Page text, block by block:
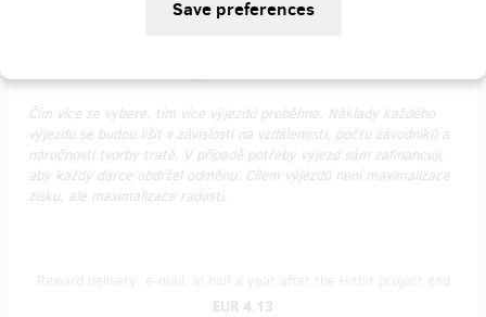
Rychlost aut lze elektronicky snížit, aby byl zážitek čistě o
Čím více se vybere, tím více výjezdů proběhne. Náklady každého
výjezdu se budou lišit v závislosti na vzdálenosti, počtu závodníků a
náročnosti tvorby tratě. V případě potřeby výjezd sám zafinancuji,
aby každý dárce obdržel odměnu. Cílem výjezdů není maximalizace
zisku, ale maximalizace radosti.
EUR 4.13